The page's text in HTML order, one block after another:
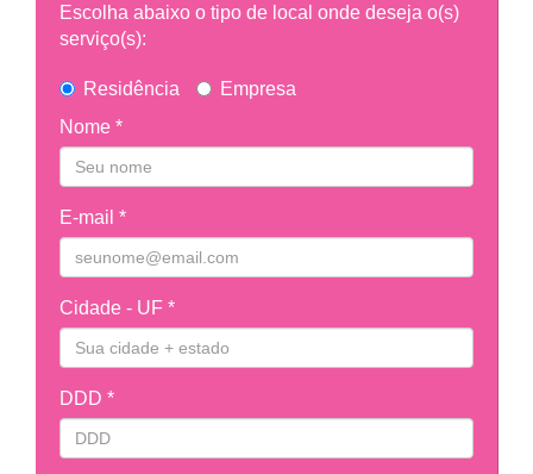
Escolha abaixo o tipo de local onde deseja o(s)
serviço(s):
Residência
Empresa
Nome *
E-mail *
Cidade - UF *
DDD *